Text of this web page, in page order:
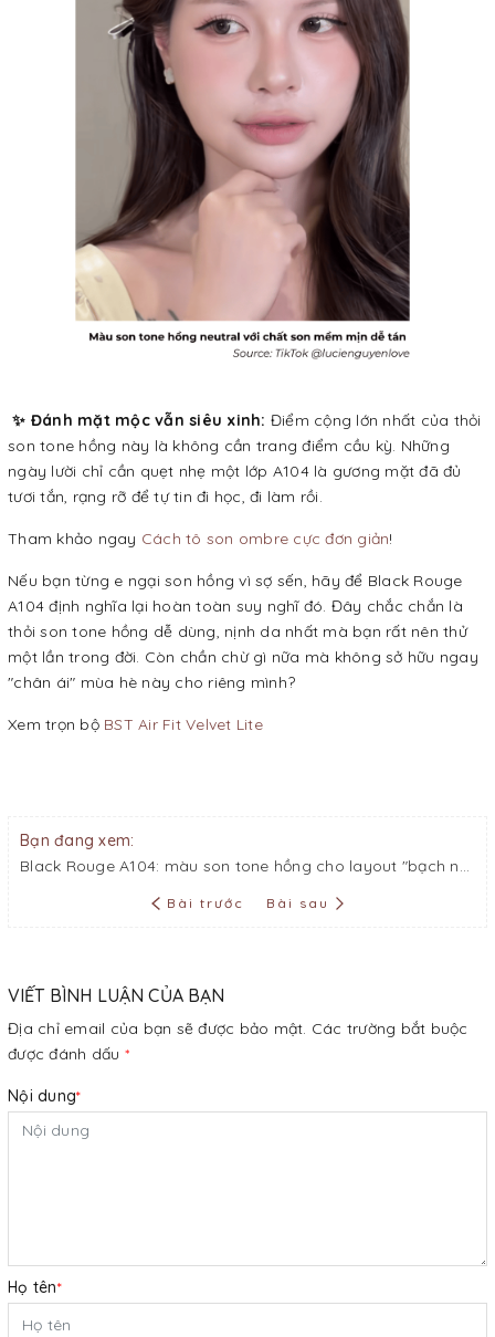
✨ Đánh mặt mộc vẫn siêu xinh: Điểm cộng lớn nhất của thỏi
son tone hồng này là không cần trang điểm cầu kỳ. Những
ngày lười chỉ cần quẹt nhẹ một lớp A104 là gương mặt đã đủ
tươi tắn, rạng rỡ để tự tin đi học, đi làm rồi.
Tham khảo ngay Cách tô son ombre cực đơn giản!
Nếu bạn từng e ngại son hồng vì sợ sến, hãy để Black Rouge
A104 định nghĩa lại hoàn toàn suy nghĩ đó. Đây chắc chắn là
thỏi son tone hồng dễ dùng, nịnh da nhất mà bạn rất nên thử
một lần trong đời. Còn chần chừ gì nữa mà không sở hữu ngay
"chân ái" mùa hè này cho riêng mình?
Xem trọn bộ BST Air Fit Velvet Lite
Bạn đang xem:
Black Rouge A104: màu son tone hồng cho layout "bạch nguyệt quang" trong veo, nhẹ nhàng
Bài trước Bài sau
VIẾT BÌNH LUẬN CỦA BẠN
Địa chỉ email của bạn sẽ được bảo mật. Các trường bắt buộc
được đánh dấu *
Nội dung*
Họ tên*